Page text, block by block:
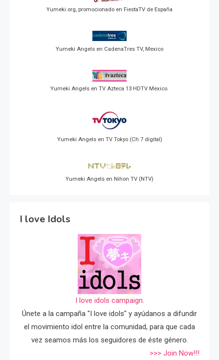
Yumeki.org, promocionado en FiestaTV de España
Yumeki Angels en CadenaTres TV, Mexico
Yumeki Angels en TV Azteca 13 HDTV Mexico.
Yumeki Angels en TV Tokyo (Ch 7 digital)
Yumeki Angels en Nihon TV (NTV)
I love Idols
I love idols campaign.
Únete a la campaña "I love idols" y ayúdanos a difundir
el movimiento idol entre la comunidad, para que cada
vez seamos más los seguidores de éste género.
>>> Join Now!!!